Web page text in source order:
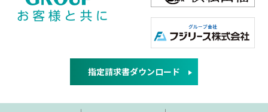
指定請求書ダウンロード